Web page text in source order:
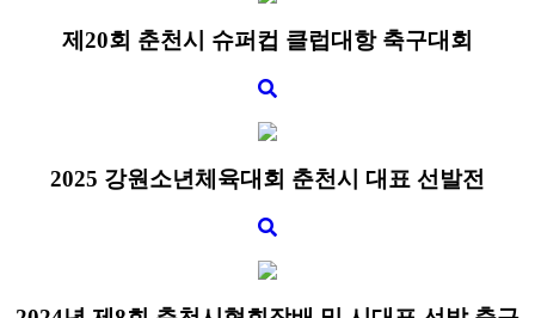
​제20회 춘천시 슈퍼컵 클럽대항 축구대회
2025 강원소년체육대회 춘천시 대표 선발전